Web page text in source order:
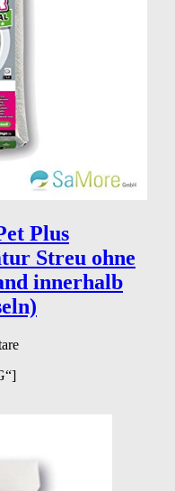
Plus
Streu ohne
innerhalb